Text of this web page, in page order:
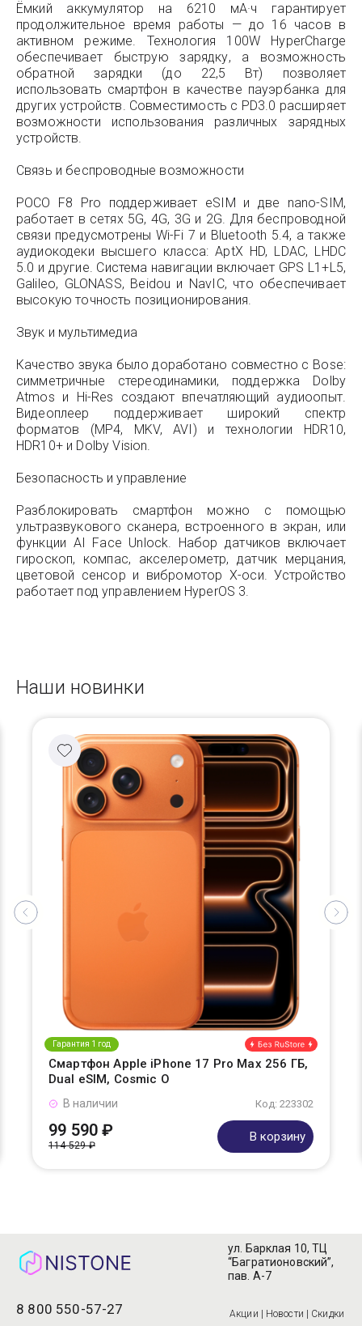
Ёмкий аккумулятор на 6210 мА·ч гарантирует
продолжительное время работы — до 16 часов в
активном режиме. Технология 100W HyperCharge
обеспечивает быструю зарядку, а возможность
обратной зарядки (до 22,5 Вт) позволяет
использовать смартфон в качестве пауэрбанка для
других устройств. Совместимость с PD3.0 расширяет
возможности использования различных зарядных
устройств.
Связь и беспроводные возможности
POCO F8 Pro поддерживает eSIM и две nano-SIM,
работает в сетях 5G, 4G, 3G и 2G. Для беспроводной
связи предусмотрены Wi-Fi 7 и Bluetooth 5.4, а также
аудиокодеки высшего класса: AptX HD, LDAC, LHDC
5.0 и другие. Система навигации включает GPS L1+L5,
Galileo, GLONASS, Beidou и NavIC, что обеспечивает
высокую точность позиционирования.
Звук и мультимедиа
Качество звука было доработано совместно с Bose:
симметричные стереодинамики, поддержка Dolby
Atmos и Hi-Res создают впечатляющий аудиоопыт.
Видеоплеер поддерживает широкий спектр
форматов (MP4, MKV, AVI) и технологии HDR10,
HDR10+ и Dolby Vision.
Безопасность и управление
Разблокировать смартфон можно с помощью
ультразвукового сканера, встроенного в экран, или
функции AI Face Unlock. Набор датчиков включает
гироскоп, компас, акселерометр, датчик мерцания,
цветовой сенсор и вибромотор X-оси. Устройство
работает под управлением HyperOS 3.
Наши новинки
Гарантия 1 год
Смартфон Apple iPhone 17 Pro Max 256 ГБ,
Dual eSIM, Cosmic O
Код: 223302
В наличии
99 590 ₽
114 529 ₽
В корзину
8 800 550-57-27
ул. Барклая 10, ТЦ
“Багратионовский”,
пав. А-7
Акции | Новости | Скидки